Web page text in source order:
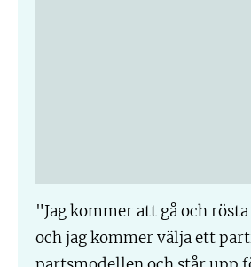
"Jag kommer att gå och
och jag kommer välja ett